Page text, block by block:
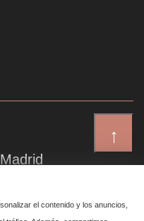
↑
6, 4 izq
el contenido y los anuncios,